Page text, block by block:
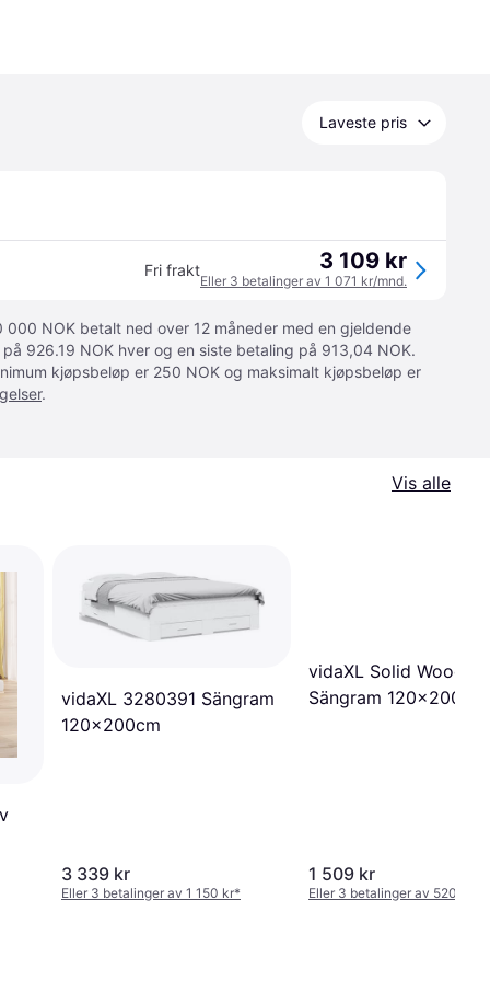
Laveste pris
Fri frakt 3 109 kr
Eller 3 betalinger av 1 071 kr/mnd.
000 NOK betalt ned over 12 måneder med en gjeldende
926.19 NOK hver og en siste betaling på 913,04 NOK.
kjøpsbeløp er 250 NOK og maksimalt kjøpsbeløp er
.
Vis alle
vidaXL 3280391 Sängram
120x200cm
3 339 kr
Eller 3 betalinger av 1 150 kr*
vidaXL Solid Wood
Sängram 120x200cm
1 509 kr
Eller 3 betalinger av 520 kr